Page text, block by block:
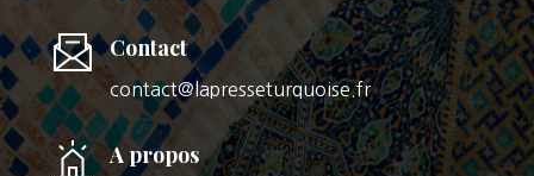
Contact
contact@lapresseturquoise.fr
A propos